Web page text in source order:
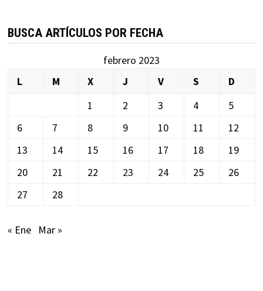
BUSCA ARTÍCULOS POR FECHA
febrero 2023
L
M X J V S
D
1
2 3 4
5
6
7 8 9 10 11
12
13
14 15 16 17 18
19
20
21 22 23 24 25
26
27
28
« Ene Mar »